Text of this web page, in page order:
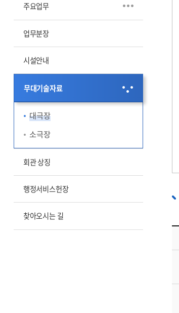
주요업무
업무분장
시설안내
무대기술자료
대극장
소극장
회관 상징
행정서비스헌장
찾아오시는 길
장
한